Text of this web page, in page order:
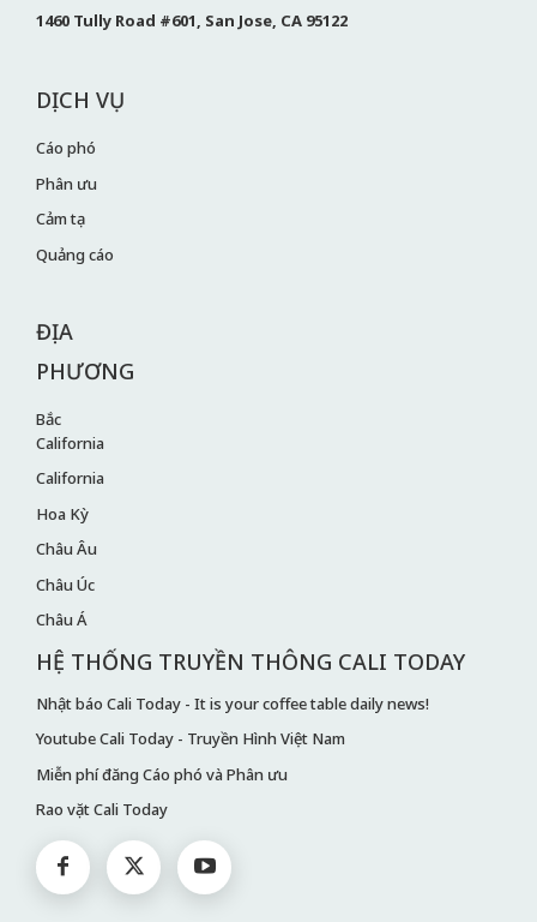
1460 Tully Road #601, San Jose, CA 95122
DỊCH VỤ
Cáo phó
Phân ưu
Cảm tạ
Quảng cáo
ĐỊA
PHƯƠNG
Bắc
California
California
Hoa Kỳ
Châu Âu
Châu Úc
Châu Á
HỆ THỐNG TRUYỀN THÔNG CALI TODAY
Nhật báo Cali Today - It is your coffee table daily news!
Youtube Cali Today - Truyền Hình Việt Nam
Miễn phí đăng Cáo phó và Phân ưu
Rao vặt Cali Today